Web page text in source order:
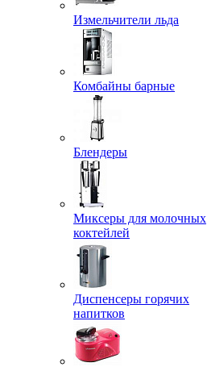
Измельчители льда
Комбайны барные
Блендеры
Миксеры для молочных
коктейлей
Диспенсеры горячих
напитков